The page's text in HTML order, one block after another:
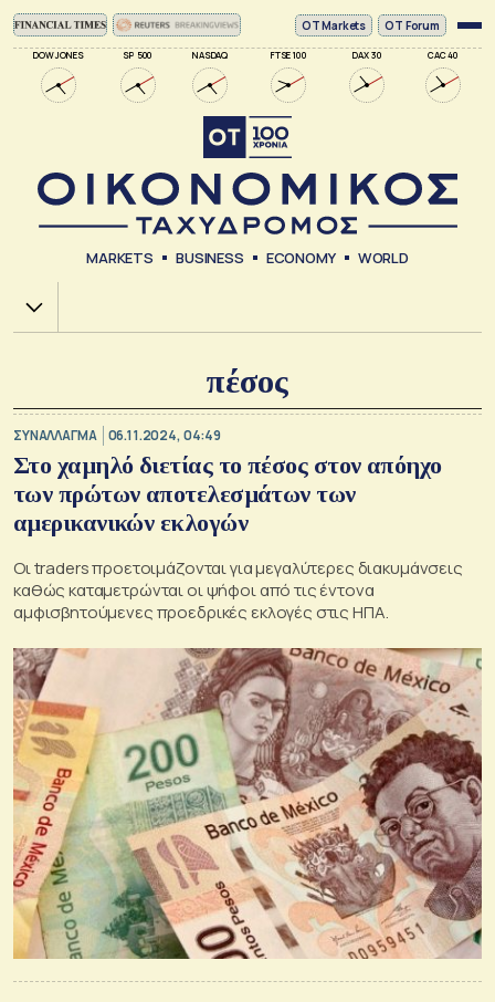
DOW JONES SP 500 NASDAQ FTSE 100 DAX 30 CAC 40
ΟΤ Markets OT Forum
MARKETS BUSINESS ECONOMY WORLD
Χ.Α.
πέσος
ΣΥΝΑΛΛΑΓΜΑ 06.11.2024, 04:49
Στο χαμηλό διετίας το πέσος στον απόηχο
των πρώτων αποτελεσμάτων των
αμερικανικών εκλογών
Οι traders προετοιμάζονται για μεγαλύτερες διακυμάνσεις
καθώς καταμετρώνται οι ψήφοι από τις έντονα
αμφισβητούμενες προεδρικές εκλογές στις ΗΠΑ.